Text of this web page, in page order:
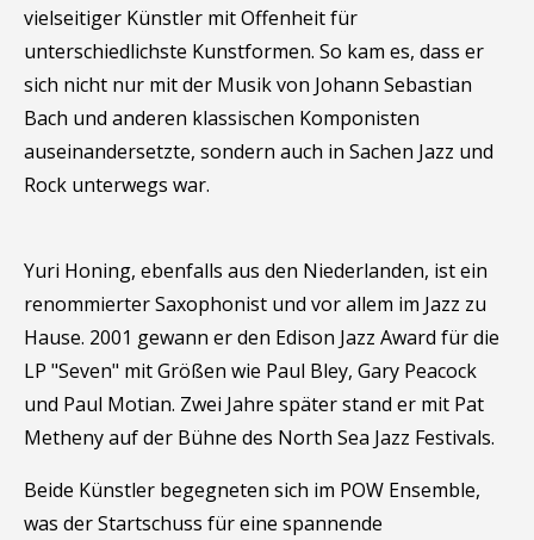
vielseitiger Künstler mit Offenheit für
unterschiedlichste Kunstformen. So kam es, dass er
sich nicht nur mit der Musik von Johann Sebastian
Bach und anderen klassischen Komponisten
auseinandersetzte, sondern auch in Sachen Jazz und
Rock unterwegs war.
Yuri Honing, ebenfalls aus den Niederlanden, ist ein
renommierter Saxophonist und vor allem im Jazz zu
Hause. 2001 gewann er den Edison Jazz Award für die
LP "Seven" mit Größen wie Paul Bley, Gary Peacock
und Paul Motian. Zwei Jahre später stand er mit Pat
Metheny auf der Bühne des North Sea Jazz Festivals.
Beide Künstler begegneten sich im POW Ensemble,
was der Startschuss für eine spannende